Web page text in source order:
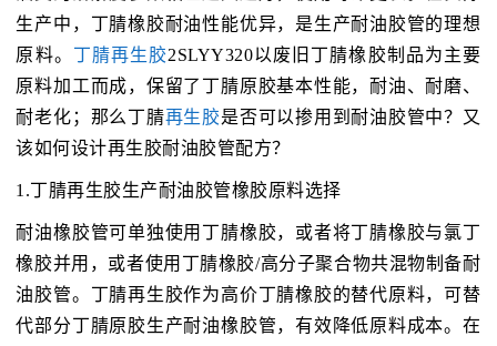
生产中，丁腈橡胶耐油性能优异，是生产耐油胶管的理想
原料。 丁腈再生胶2SLYY320以废旧丁腈橡胶制品为主要
原料加工而成，保留了丁腈原胶基本性能，耐油、耐磨、
耐老化；那么丁腈再生胶是否可以掺用到耐油胶管中？又
该如何设计再生胶耐油胶管配方？
1.丁腈再生胶生产耐油胶管橡胶原料选择
耐油橡胶管可单独使用丁腈橡胶，或者将丁腈橡胶与氯丁
橡胶并用，或者使用丁腈橡胶/高分子聚合物共混物制备耐
油胶管。丁腈再生胶作为高价丁腈橡胶的替代原料，可替
代部分丁腈原胶生产耐油橡胶管，有效降低原料成本。在